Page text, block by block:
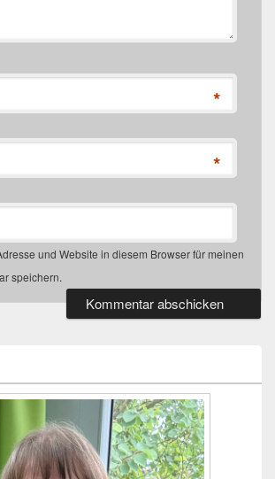
*
*
und Website in diesem Browser für meinen
speichern.